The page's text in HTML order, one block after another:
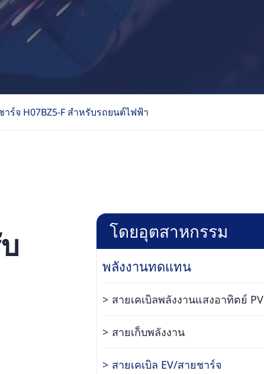
าร์จ H07BZ5-F สำหรับรถยนต์ไฟฟ้า
โดยอุตสาหกรรม
พลังงานทดแทน
สายเคเบิลพลังงานแสงอาทิตย์ PV
สายเก็บพลังงาน
สายเคเบิล EV/สายชาร์จ